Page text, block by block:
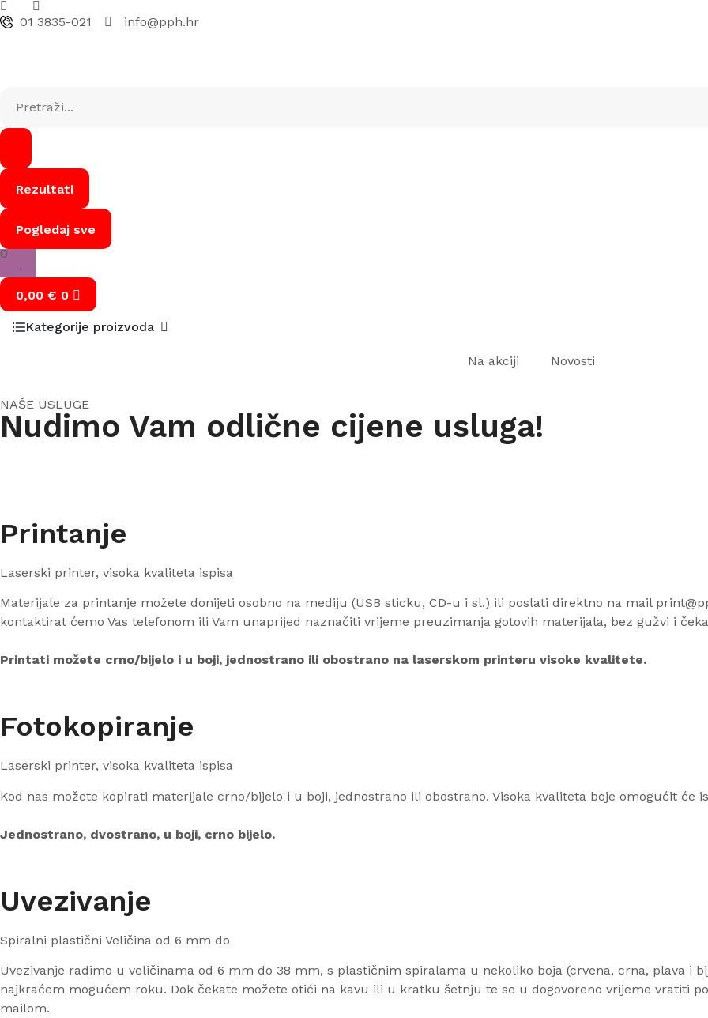
01 3835-021
info@pph.hr
Rezultati
Pogledaj sve
0
0,00 € 0
Kategorije proizvoda
Na akciji
Novosti
NAŠE USLUGE
Nudimo Vam odlične cijene usluga!
Printanje
Laserski printer, visoka kvaliteta ispisa
Materijale za printanje možete donijeti osobno na mediju (USB sticku, CD-u i sl.) ili poslati direktno na mail
kontaktirat ćemo Vas telefonom ili Vam unaprijed naznačiti vrijeme preuzimanja gotovih materijala, bez gužvi i
Printati možete crno/bijelo i u boji, jednostrano ili obostrano na laserskom printeru visoke kvalitete.
Fotokopiranje
Laserski printer, visoka kvaliteta ispisa
Kod nas možete kopirati materijale crno/bijelo i u boji, jednostrano ili obostrano. Visoka kvaliteta boje omogućit će
Jednostrano, dvostrano, u boji, crno bijelo.
Uvezivanje
Spiralni plastični Veličina od 6 mm do
Uvezivanje radimo u veličinama od 6 mm do 38 mm, s plastičnim spiralama u nekoliko boja (crvena, crna, plava i
najkraćem mogućem roku. Dok čekate možete otići na kavu ili u kratku šetnju te se u dogovoreno vrijeme vratiti
mailom.